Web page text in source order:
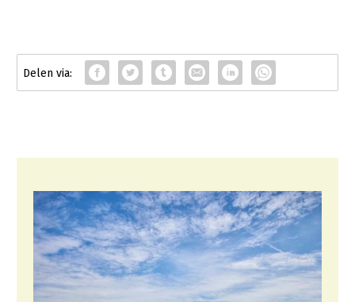
Multifunctionele landbouw
Nieuws
Nieuwsabonnement
Webinars
Over LTO